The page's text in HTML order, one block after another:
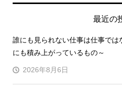
最近の
誰にも見られない仕事は仕事では
にも積み上がっているもの～
2026年8月6日